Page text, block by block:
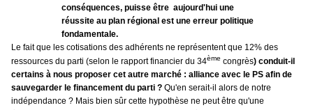
conséquences, puisse être aujourd'hui une
réussite au plan régional est une erreur politique
fondamentale.
Le fait que les cotisations des adhérents ne représentent que 12% des
ressources du parti (selon le rapport financier du 34ème congrès) conduit-il
certains à nous proposer cet autre marché : alliance avec le PS afin de
sauvegarder le financement du parti ? Qu'en serait-il alors de notre
indépendance ? Mais bien sûr cette hypothèse ne peut être qu'une